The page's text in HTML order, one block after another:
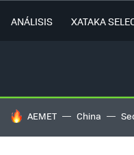
ANÁLISIS XATAKA
HOY SE HABLA DE
AEMET China